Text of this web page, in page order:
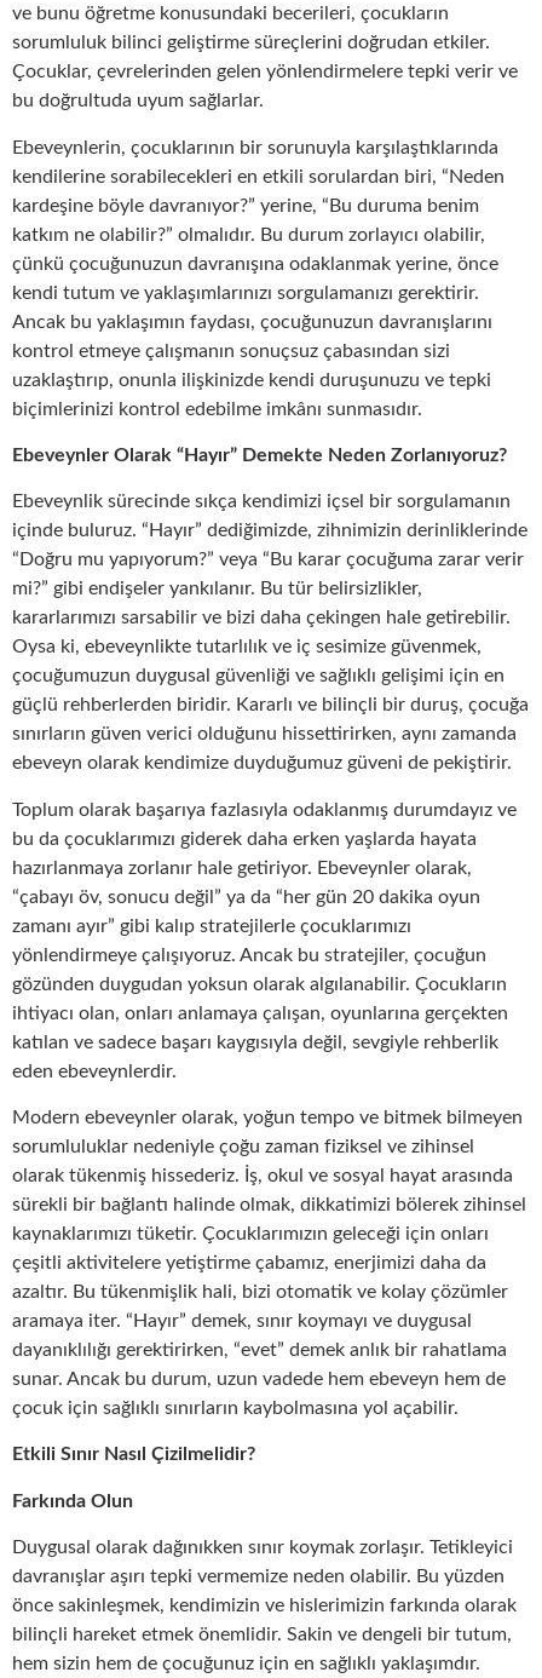
ve bunu öğretme konusundaki becerileri, çocukların
sorumluluk bilinci geliştirme süreçlerini doğrudan etkiler.
Çocuklar, çevrelerinden gelen yönlendirmelere tepki verir ve
bu doğrultuda uyum sağlarlar.
Ebeveynlerin, çocuklarının bir sorunuyla karşılaştıklarında
kendilerine sorabilecekleri en etkili sorulardan biri, “Neden
kardeşine böyle davranıyor?” yerine, “Bu duruma benim
katkım ne olabilir?” olmalıdır. Bu durum zorlayıcı olabilir,
çünkü çocuğunuzun davranışına odaklanmak yerine, önce
kendi tutum ve yaklaşımlarınızı sorgulamanızı gerektirir.
Ancak bu yaklaşımın faydası, çocuğunuzun davranışlarını
kontrol etmeye çalışmanın sonuçsuz çabasından sizi
uzaklaştırıp, onunla ilişkinizde kendi duruşunuzu ve tepki
biçimlerinizi kontrol edebilme imkânı sunmasıdır.
Ebeveynler Olarak “Hayır” Demekte Neden Zorlanıyoruz?
Ebeveynlik sürecinde sıkça kendimizi içsel bir sorgulamanın
içinde buluruz. “Hayır” dediğimizde, zihnimizin derinliklerinde
“Doğru mu yapıyorum?” veya “Bu karar çocuğuma zarar verir
mi?” gibi endişeler yankılanır. Bu tür belirsizlikler,
kararlarımızı sarsabilir ve bizi daha çekingen hale getirebilir.
Oysa ki, ebeveynlikte tutarlılık ve iç sesimize güvenmek,
çocuğumuzun duygusal güvenliği ve sağlıklı gelişimi için en
güçlü rehberlerden biridir. Kararlı ve bilinçli bir duruş, çocuğa
sınırların güven verici olduğunu hissettirirken, aynı zamanda
ebeveyn olarak kendimize duyduğumuz güveni de pekiştirir.
Toplum olarak başarıya fazlasıyla odaklanmış durumdayız ve
bu da çocuklarımızı giderek daha erken yaşlarda hayata
hazırlanmaya zorlanır hale getiriyor. Ebeveynler olarak,
“çabayı öv, sonucu değil” ya da “her gün 20 dakika oyun
zamanı ayır” gibi kalıp stratejilerle çocuklarımızı
yönlendirmeye çalışıyoruz. Ancak bu stratejiler, çocuğun
gözünden duygudan yoksun olarak algılanabilir. Çocukların
ihtiyacı olan, onları anlamaya çalışan, oyunlarına gerçekten
katılan ve sadece başarı kaygısıyla değil, sevgiyle rehberlik
eden ebeveynlerdir.
Modern ebeveynler olarak, yoğun tempo ve bitmek bilmeyen
sorumluluklar nedeniyle çoğu zaman fiziksel ve zihinsel
olarak tükenmiş hissederiz. İş, okul ve sosyal hayat arasında
sürekli bir bağlantı halinde olmak, dikkatimizi bölerek zihinsel
kaynaklarımızı tüketir. Çocuklarımızın geleceği için onları
çeşitli aktivitelere yetiştirme çabamız, enerjimizi daha da
azaltır. Bu tükenmişlik hali, bizi otomatik ve kolay çözümler
aramaya iter. “Hayır” demek, sınır koymayı ve duygusal
dayanıklılığı gerektirirken, “evet” demek anlık bir rahatlama
sunar. Ancak bu durum, uzun vadede hem ebeveyn hem de
çocuk için sağlıklı sınırların kaybolmasına yol açabilir.
Etkili Sınır Nasıl Çizilmelidir?
Farkında Olun
Duygusal olarak dağınıkken sınır koymak zorlaşır. Tetikleyici
davranışlar aşırı tepki vermemize neden olabilir. Bu yüzden
önce sakinleşmek, kendimizin ve hislerimizin farkında olarak
bilinçli hareket etmek önemlidir. Sakin ve dengeli bir tutum,
hem sizin hem de çocuğunuz için en sağlıklı yaklaşımdır.